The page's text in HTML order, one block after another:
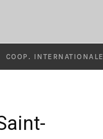
COOP. INTERNATIONALE